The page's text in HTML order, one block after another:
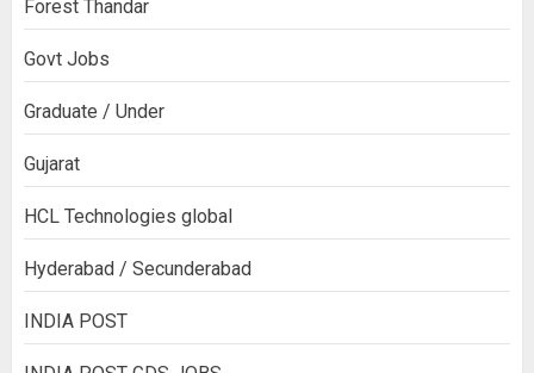
Forest Thandar
Govt Jobs
Graduate / Under
Gujarat
HCL Technologies global
Hyderabad / Secunderabad
INDIA POST